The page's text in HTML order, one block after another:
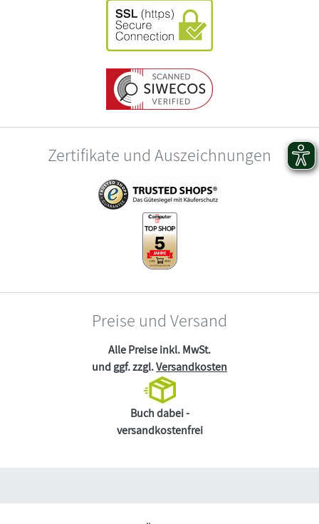
Zertifikate und Auszeichnungen
Preise und Versand
Alle Preise inkl. MwSt.
und ggf. zzgl.Versandkosten
Buch dabei -
versandkostenfrei